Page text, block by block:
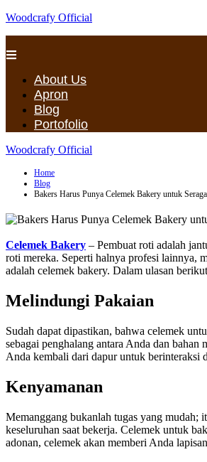
Woodcrafy Official
About Us
Apron
Blog
Portofolio
Woodcrafy Official
Home
Blog
Bakers Harus Punya Celemek Bakery untuk
Celemek Bakery – Pembuat roti adalah
roti mereka. Seperti halnya profesi lainnya,
adalah celemek bakery. Dalam ulasan
Melindungi Pakaian
Sudah dapat dipastikan, bahwa celemek
sebagai penghalang antara Anda dan
Anda kembali dari dapur untuk berinteraksi
Kenyamanan
Memanggang bukanlah tugas yang mudah;
keseluruhan saat bekerja. Celemek untuk
adonan, celemek akan memberi Anda